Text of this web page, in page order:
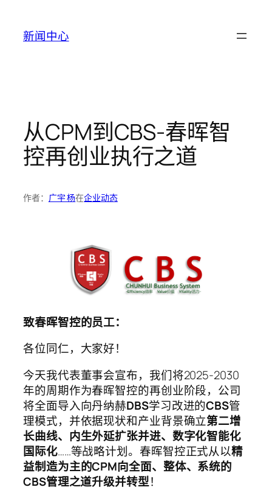
新闻中心
从CPM到CBS-春晖智
控再创业执行之道
作者： 广宇 杨在企业动态
致春晖智控的员工：
各位同仁，大家好！
今天我代表董事会宣布，我们将2025-2030
年的周期作为春晖智控的再创业阶段，公司
将全面导入向丹纳赫DBS学习改进的CBS管
理模式，并依据现状和产业背景确立第二增
长曲线、内生外延扩张并进、数字化智能化
国际化……等战略计划。春晖智控正式从以精
益制造为主的CPM向全面、整体、系统的
CBS管理之道升级并转型！